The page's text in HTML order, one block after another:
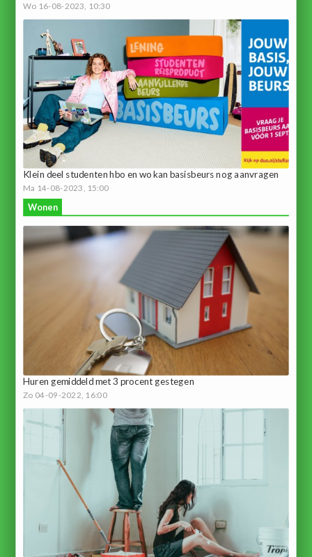
Wo 16-08-2023, 10:30
Klein deel studenten hbo en wo kan basisbeurs nog aanvragen
Ma 14-08-2023, 15:00
Wonen
Huren gemiddeld met 3 procent gestegen
Zo 04-09-2022, 16:00